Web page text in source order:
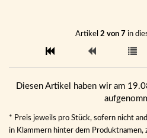
Artikel 2 von 7 in
Diesen Artikel haben wir am
* Preis jeweils pro Stück, sofern nicht
in Klammern hinter dem Produktnamen,